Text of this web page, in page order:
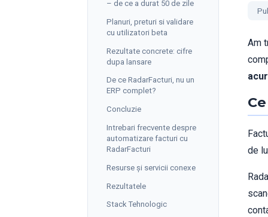
– de ce a durat 50 de zile
Planuri, preturi si validare
cu utilizatori beta
Rezultate concrete: cifre
dupa lansare
De ce RadarFacturi, nu un
ERP complet?
Concluzie
Intrebari frecvente despre
automatizare facturi cu
RadarFacturi
Resurse și servicii conexe
Rezultatele
Stack Tehnologic
Am
de